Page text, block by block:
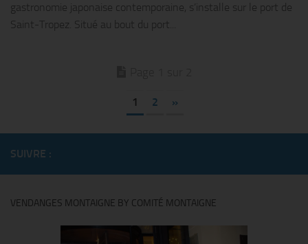
gastronomie japonaise contemporaine, s’installe sur le port de
Saint-Tropez. Situé au bout du port...
1 2 »
SUIVRE :
VENDANGES MONTAIGNE BY COMITÉ MONTAIGNE